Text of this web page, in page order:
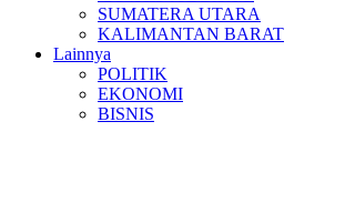
SUMATERA UTARA
KALIMANTAN BARAT
Lainnya
POLITIK
EKONOMI
BISNIS